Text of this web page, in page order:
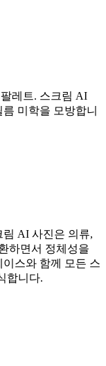
레트. 스크림 AI
미학을 모방합니
림 AI 사진은 의류,
하면서 정체성을
스와 함께 모든 스
합니다.